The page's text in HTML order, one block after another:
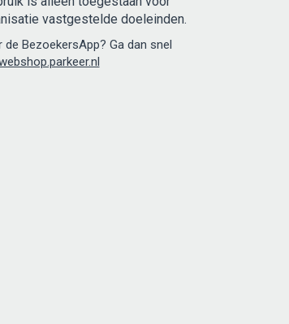
vastgestelde doeleinden.
BezoekersApp? Ga dan snel